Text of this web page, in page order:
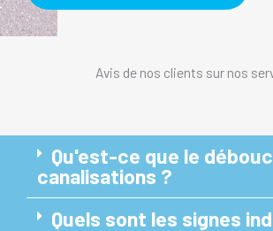
Avis de nos clients sur nos
Qu'est-ce que le
canalisations ?
Quels sont les signes